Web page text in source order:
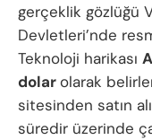
gerçeklik gözlüğü
Devletleri’nde
Teknoloji harikası
dolarolarak
sitesinden satın
süredir üzerinde